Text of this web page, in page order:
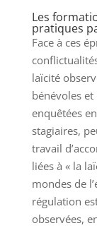
Les
pratiques
Face à ces
laïcité
bénévoles et
enquêtées
stagiaires,
travail
liées à « la
mondes de
régulation
observées,